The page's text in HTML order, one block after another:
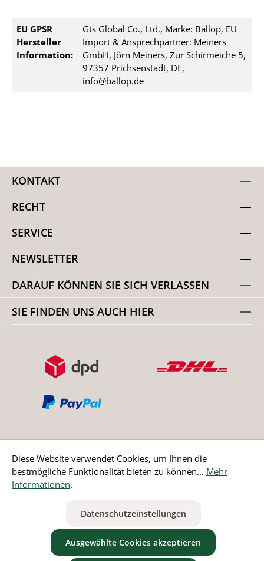
EU GPSR
Hersteller
Information:
Gts Global Co., Ltd., Marke: Ballop, EU
Import & Ansprechpartner: Meiners
GmbH, Jörn Meiners, Zur Schirmeiche 5,
97357 Prichsenstadt, DE,
info@ballop.de
KONTAKT
RECHT
SERVICE
NEWSLETTER
DARAUF KÖNNEN SIE SICH VERLASSEN
SIE FINDEN UNS AUCH HIER
Bestellung widerrufen
ausgenommen Nicht EU-Länder
Diese Website verwendet Cookies, um Ihnen die
bestmögliche Funktionalität bieten zu können... Mehr
Informationen.
Datenschutzeinstellungen
Ausgewählte Cookies akzeptieren